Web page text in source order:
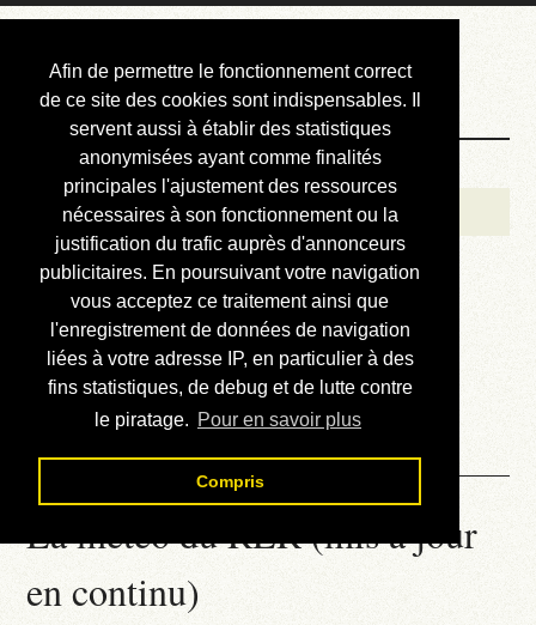
Afin de permettre le fonctionnement correct
de ce site des cookies sont indispensables. Il
servent aussi à établir des statistiques
anonymisées ayant comme finalités
principales l'ajustement des ressources
nécessaires à son fonctionnement ou la
justification du trafic auprès d'annonceurs
publicitaires. En poursuivant votre navigation
vous acceptez ce traitement ainsi que
l'enregistrement de données de navigation
liées à votre adresse IP, en particulier à des
fins statistiques, de debug et de lutte contre
le piratage. Pour en savoir plus
Compris
Courbis, « LE »
Blog Officiel
Bienvenue
Réalisations
Divers (et d’été)
Annonces
Liens externes
Téléchargement
Contact
La météo du RER (mis à jour
en continu)